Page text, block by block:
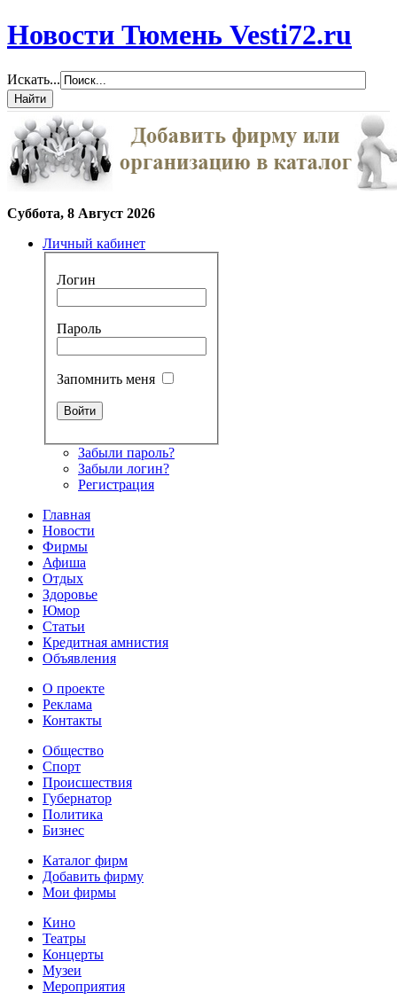
Новости Тюмень Vesti72.ru
Искать...
Суббота, 8 Август 2026
Личный кабинет
Логин
Пароль
Запомнить меня
Забыли пароль?
Забыли логин?
Регистрация
Главная
Новости
Фирмы
Афиша
Отдых
Здоровье
Юмор
Статьи
Кредитная амнистия
Объявления
О проекте
Реклама
Контакты
Общество
Спорт
Происшествия
Губернатор
Политика
Бизнес
Каталог фирм
Добавить фирму
Мои фирмы
Кино
Театры
Концерты
Музеи
Мероприятия